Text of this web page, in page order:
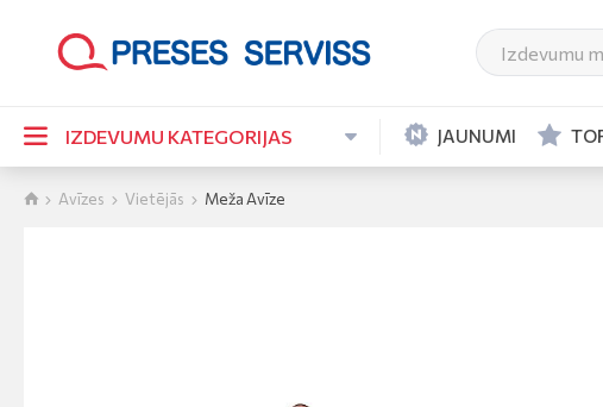
IZDEVUMU KATEGORIJAS JAUNUMI
Avīzes Vietējās Meža Avīze